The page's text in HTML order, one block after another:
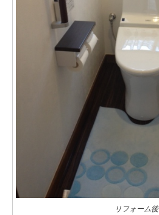
リフォーム後